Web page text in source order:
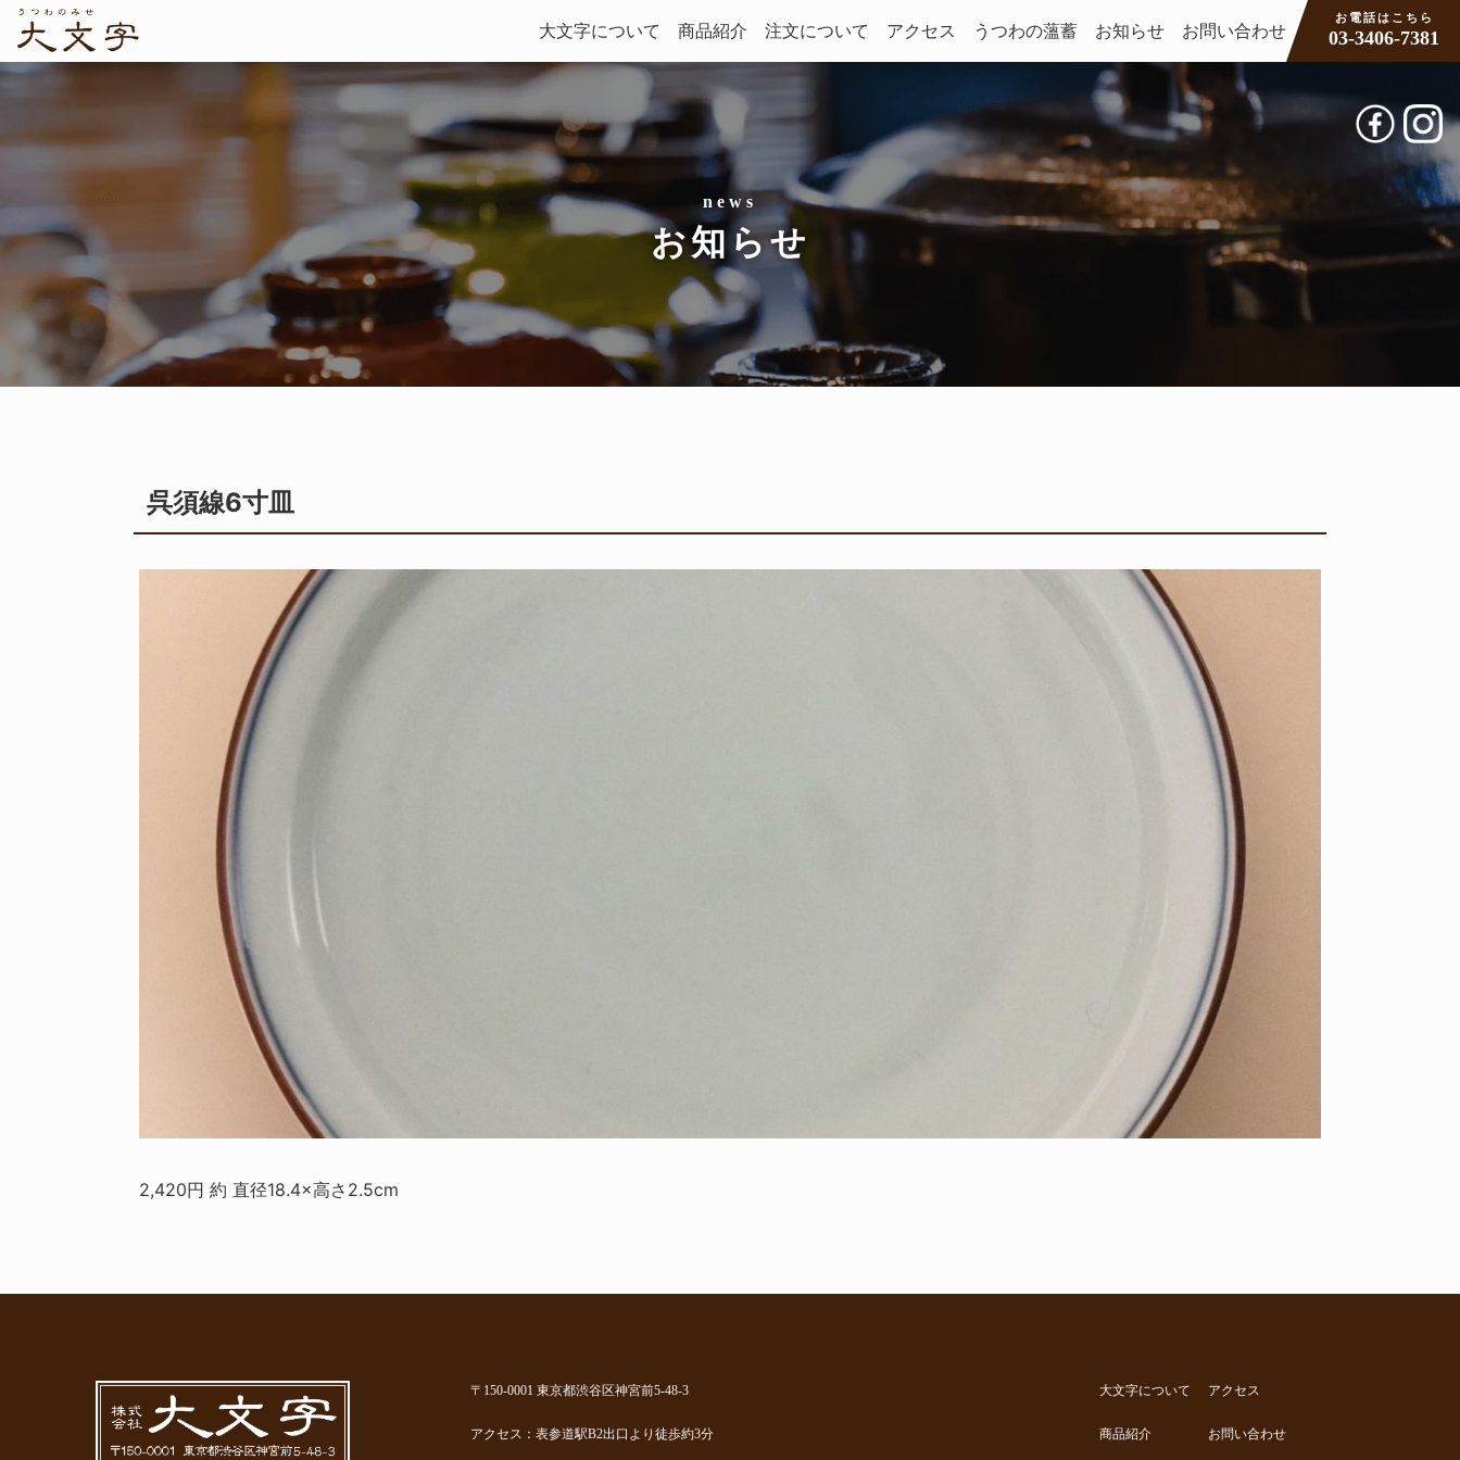
大文字について 商品紹介 注文について アクセス うつわの薀蓄 お知らせ お問い合わせ
お電話はこちら
03-3406-7381
お知らせ
呉須線6寸皿
2,420円 約 直径18.4×高さ2.5cm
〒150-0001 東京都渋谷区神宮前5-48-3
アクセス：表参道駅B2出口より徒歩約3分
大文字について
商品紹介
アクセス
お問い合わせ